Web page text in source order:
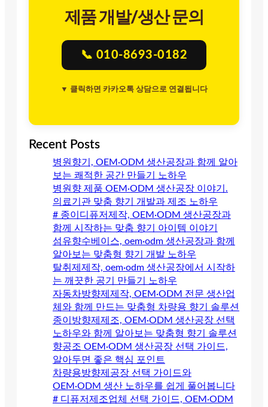
제품 개발/생산 문의
📞 010-8693-0182
▼ 클릭하면 카카오톡 상담으로 연결됩니다
Recent Posts
병원향기, OEM·ODM 생산공장과 함께 알아
보는 쾌적한 공간 만들기 노하우
병원향 제품 OEM·ODM 생산공장 이야기.
의료기관 맞춤 향기 개발과 제조 노하우
# 종이디퓨저제작, OEM·ODM 생산공장과
함께 시작하는 맞춤 향기 아이템 이야기
섬유향수베이스, oem·odm 생산공장과 함께
알아보는 맞춤형 향기 개발 노하우
탈취제제작, oem·odm 생산공장에서 시작하
는 깨끗한 공기 만들기 노하우
자동차방향제제작, OEM·ODM 전문 생산업
체와 함께 만드는 맞춤형 차량용 향기 솔루션
종이방향제제조, OEM·ODM 생산공장 선택
노하우와 함께 알아보는 맞춤형 향기 솔루션
향공조 OEM·ODM 생산공장 선택 가이드,
알아두면 좋은 핵심 포인트
차량용방향제공장 선택 가이드와
OEM·ODM 생산 노하우를 쉽게 풀어봅니다
# 디퓨저제조업체 선택 가이드, OEM·ODM